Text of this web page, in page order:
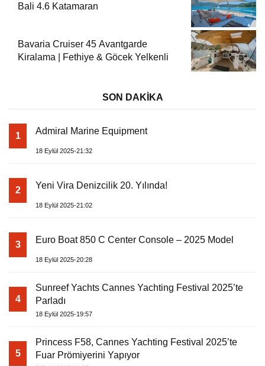
Bali 4.6 Katamaran
Bavaria Cruiser 45 Avantgarde
Kiralama | Fethiye & Göcek Yelkenli
SON DAKİKA
1 Admiral Marine Equipment
18 Eylül 2025-21:32
2 Yeni Vira Denizcilik 20. Yılında!
18 Eylül 2025-21:02
3 Euro Boat 850 C Center Console – 2025 Model
18 Eylül 2025-20:28
4
Sunreef Yachts Cannes Yachting Festival 2025’te
Parladı
18 Eylül 2025-19:57
5
Princess F58, Cannes Yachting Festival 2025’te
Fuar Prömiyerini Yapıyor